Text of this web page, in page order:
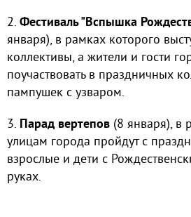
2. Фестиваль "Вспышка
января), в рамках которого
коллективы, а жители и гости
поучаствовать в праздничных
пампушек с узваром.
3. Парад вертепов (8 января), в
улицам города пройдут с
взрослые и дети с
руках.